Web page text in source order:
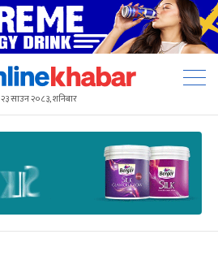
२३ साउन २०८३, शनिबार